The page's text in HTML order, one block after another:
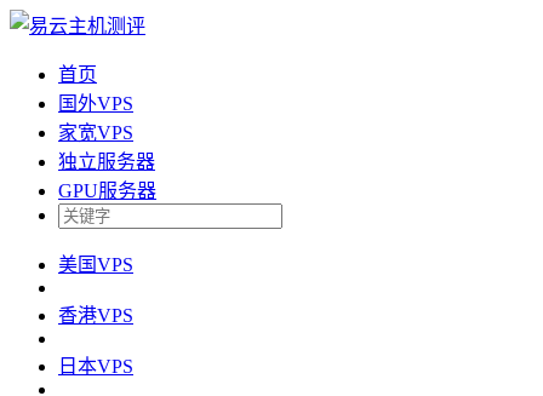
首页
国外VPS
家宽VPS
独立服务器
GPU服务器
美国VPS
香港VPS
日本VPS